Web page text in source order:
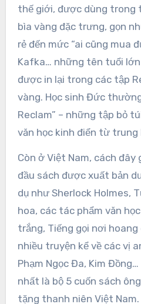
thế giới, được dùng trong
bìa vàng đặc trưng, gọn
rẻ đến mức “ai cũng mua
Kafka… những tên tuổi
được in lại trong các tập
vàng. Học sinh Đức
Reclam” – những tập bỏ
văn học kinh điển từ trung
Còn ở Việt Nam, cách đây
đầu sách được xuất bản
dụ như Sherlock Holmes,
hoa, các tác phẩm văn
trắng, Tiếng gọi nơi
nhiều truyện kể về các vị
Phạm Ngọc Đa, Kim
nhất là bộ 5 cuốn sách
tặng thanh niên Việt Nam.